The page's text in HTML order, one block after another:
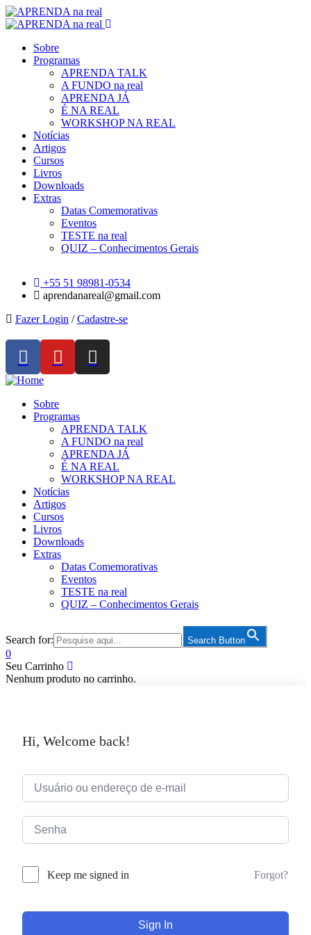
Sobre
Programas
APRENDA TALK
A FUNDO na real
APRENDA JÁ
É NA REAL
WORKSHOP NA REAL
Notícias
Artigos
Cursos
Livros
Downloads
Extras
Datas Comemorativas
Eventos
TESTE na real
QUIZ – Conhecimentos Gerais
+55 51 98981-0534
aprendanareal@gmail.com
Fazer Login / Cadastre-se
Sobre
Programas
APRENDA TALK
A FUNDO na real
APRENDA JÁ
É NA REAL
WORKSHOP NA REAL
Notícias
Artigos
Cursos
Livros
Downloads
Extras
Datas Comemorativas
Eventos
TESTE na real
QUIZ – Conhecimentos Gerais
Search for: Search Button
0
Seu Carrinho
Nenhum produto no carrinho.
Hi, Welcome back!
Keep me signed in Forgot?
Sign In